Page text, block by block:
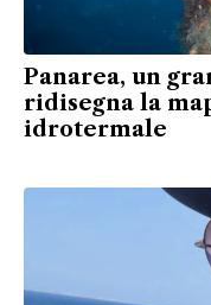
Panarea, un
ridisegna la
idrotermale